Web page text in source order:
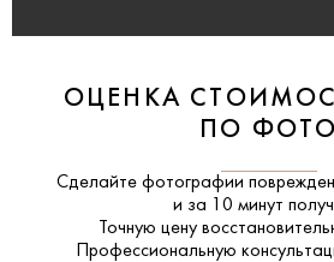
ОЦЕНКА
ПО ФОТО
Сделайте фотографии
и за 10 минут
Точную цену
Профессиональную